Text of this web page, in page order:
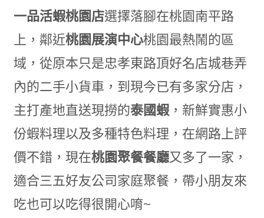
一品活蝦桃園店選擇落腳在桃園南平路
上 ，鄰近桃園展演中心桃園最熱鬧的區
域， 從原本只是忠孝東路頂好名店城巷弄
內的二手小貨車 ， 到現今已有多家分店 ，
主打產地直送現撈的泰國蝦， 新鮮實惠小
份蝦料理以及多種特色料理， 在網路上評
價不錯，現在桃園聚餐餐廳又多了一家，
適合三五好友公司家庭聚餐，帶小朋友來
吃也可以吃得很開心唷~